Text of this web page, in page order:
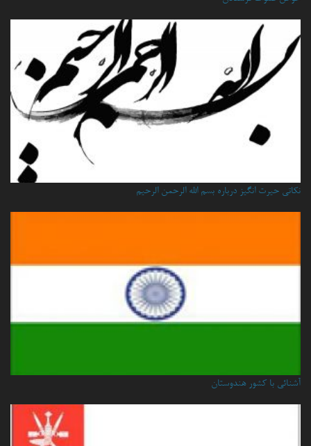
نكاتي حيرت انگيز درباره بسم الله الرحمن الرحيم
آشنائی با کشور هندوستان